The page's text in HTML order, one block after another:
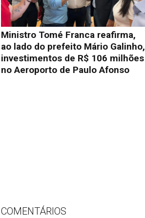
Ministro Tomé Franca reafirma,
ao lado do prefeito Mário Galinho,
investimentos de R$ 106 milhões
no Aeroporto de Paulo Afonso
COMENTÁRIOS